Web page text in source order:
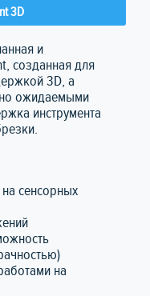
3D
и
созданная для
3D, а
ожидаемыми
инструмента
сенсорных
на